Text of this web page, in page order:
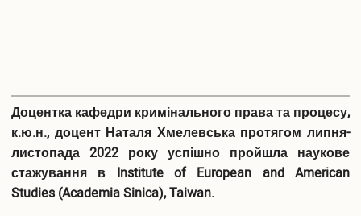
Доцентка кафедри кримінального права та процесу,
к.ю.н., доцент Наталя Хмелевська протягом липня-
листопада 2022 року успішно пройшла наукове
стажування в Institute of European and American
Studies (Academia Sinica), Taiwan.